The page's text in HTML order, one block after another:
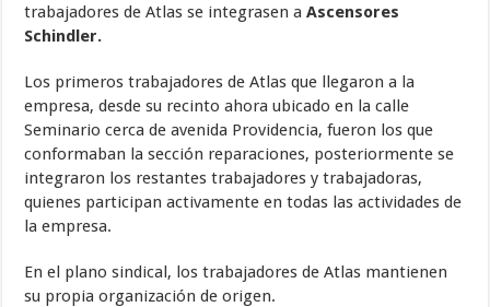
trabajadores de Atlas se integrasen aAscensores
Schindler.
Los primeros trabajadores de Atlas que llegaron a la
empresa, desde su recinto ahora ubicado en la calle
Seminario cerca de avenida Providencia, fueron los que
conformaban la sección reparaciones, posteriormente se
integraron los restantes trabajadores y trabajadoras,
quienes participan activamente en todas las actividades de
la empresa.
En el plano sindical, los trabajadores de Atlas mantienen
su propia organización de origen.